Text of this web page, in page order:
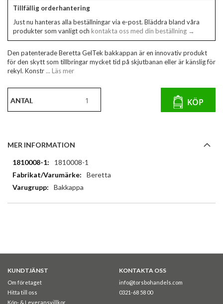
Tillfällig orderhantering
Just nu hanteras alla beställningar via e-post. Bläddra bland våra
produkter som vanligt och kontakta oss med din beställning →
Den patenterade Beretta GelTek bakkappan är en innovativ produkt
för den skytt som tillbringar mycket tid på skjutbanan eller är känslig för
rekyl. Konstr... Läs mer
ANTAL KÖP
MER INFORMATION
Mer
information
1810008-1
Beretta
Bakkappa
KUNDTJÄNST
Om företaget
Hitta till oss
Köp- & Leveransvillkor
KONTAKTA OSS
info@torsbohandels.com
0321-68 58 00